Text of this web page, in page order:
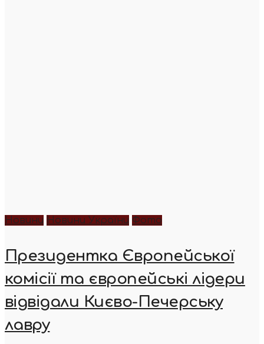
Новини Новини України Фото
Президентка Європейської
комісії та європейські лідери
відвідали Києво-Печерську
лавру